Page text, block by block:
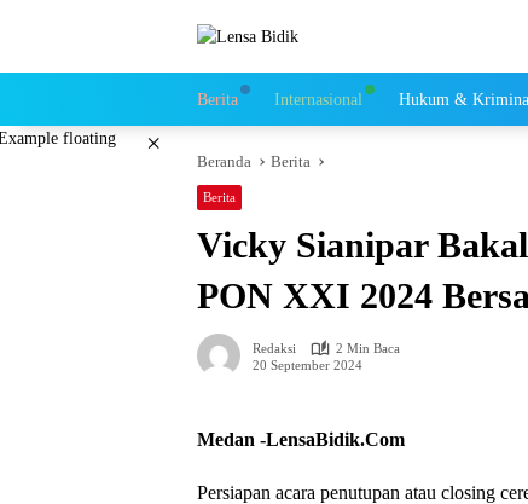
Berita Internasional Hukum &
×
Beranda Berita
Berita
Vicky Sianipar
PON XXI 2024
Redaksi
2 Min Baca
20 September 2024
Medan -LensaBidik.Com
Persiapan acara penutupan atau closing